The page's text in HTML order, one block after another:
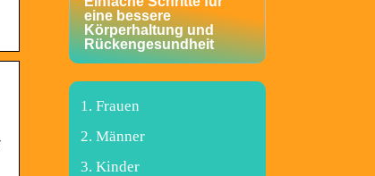
eine bessere
Körperhaltung und
Rückengesundheit
Frauen
Männer
Kinder